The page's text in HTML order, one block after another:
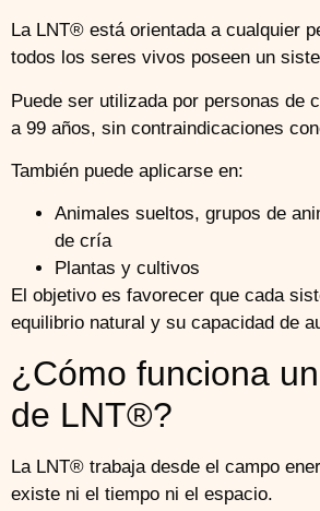
La LNT® está orientada a cualquier
todos los seres vivos poseen un
Puede ser utilizada por personas de
a 99 años, sin contraindicaciones
También puede aplicarse en:
Animales sueltos, grupos de
de cría
Plantas y cultivos
El objetivo es favorecer que cada
equilibrio natural y su capacidad de
¿Cómo funciona
de LNT®?
La LNT® trabaja desde el campo
existe ni el tiempo ni el espacio.